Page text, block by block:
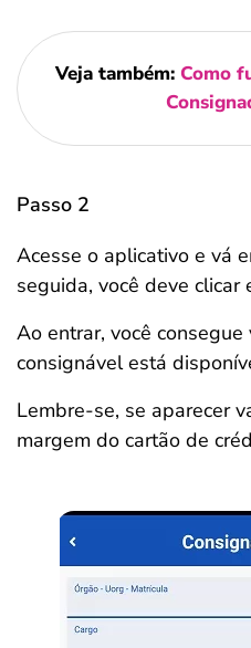
Veja também: Como
Passo 2
Acesse o aplicativo e vá
seguida, você deve clicar
Ao entrar, você
consignável está
Lembre-se, se aparecer
margem do cartão de